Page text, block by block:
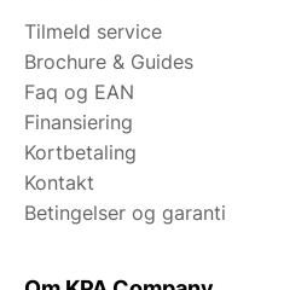
Tilmeld service
Brochure & Guides
Faq og EAN
Finansiering
Kortbetaling
Kontakt
Betingelser og garanti